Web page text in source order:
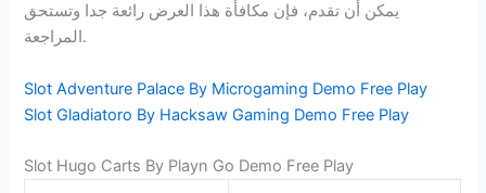
يمكن أن تقدم، فإن مكافأة هذا العرض رائعة جدا وتستحق
المراجعة.
Slot Adventure Palace By Microgaming Demo Free Play
Slot Gladiatoro By Hacksaw Gaming Demo Free Play
Slot Hugo Carts By Playn Go Demo Free Play